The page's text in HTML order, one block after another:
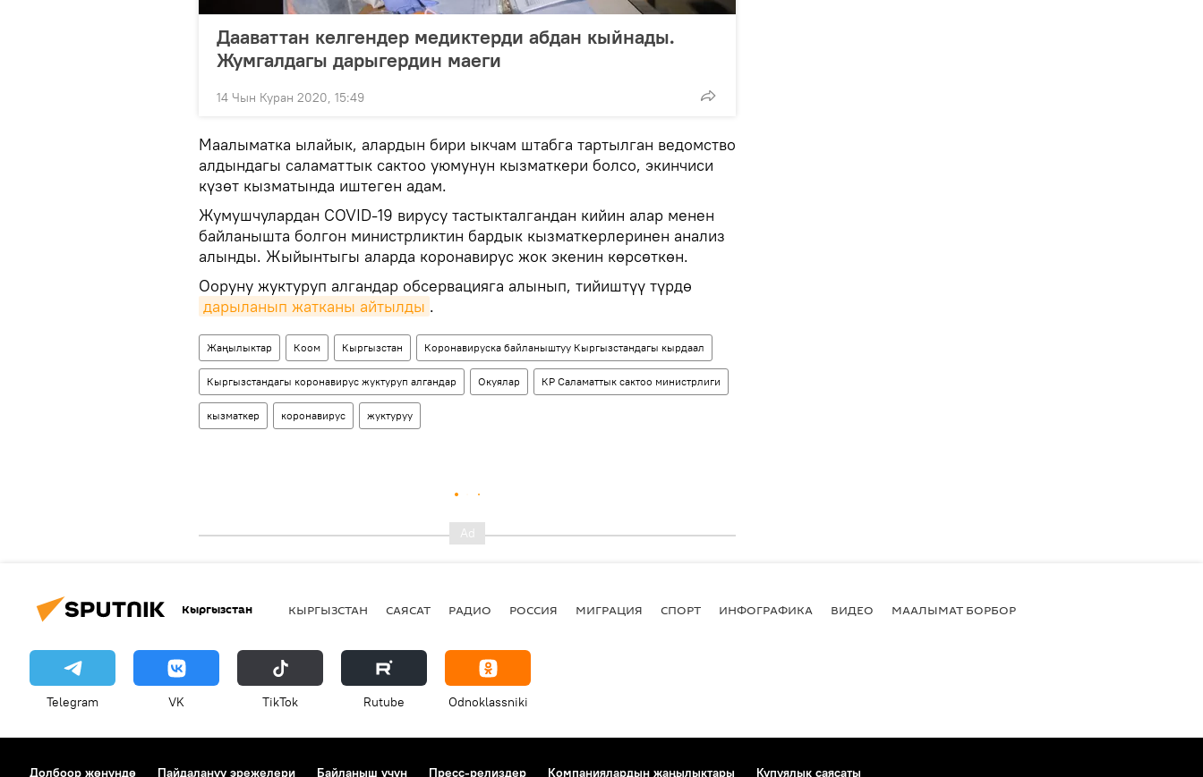
Дааваттан келгендер медиктерди абдан кыйнады.
Жумгалдагы дарыгердин маеги
14 Чын Куран 2020, 15:49
Маалыматка ылайык, алардын бири ыкчам штабга тартылган ведомство
алдындагы саламаттык сактоо уюмунун кызматкери болсо, экинчиси
күзөт кызматында иштеген адам.
Жумушчулардан COVID-19 вирусу тастыкталгандан кийин алар менен
байланышта болгон министрликтин бардык кызматкерлеринен анализ
алынды. Жыйынтыгы аларда коронавирус жок экенин көрсөткөн.
Ооруну жуктуруп алгандар обсервацияга алынып, тийиштүү түрдө
дарыланып жатканы айтылды .
Жаңылыктар Коом Кыргызстан Коронавируска байланыштуу Кыргызстандагы кырдаал
Кыргызстандагы коронавирус жуктуруп алгандар Окуялар КР Саламаттык сактоо министрлиги
кызматкер коронавирус жуктуруу
Кыргызстан КЫРГЫЗСТАН САЯСАТ РАДИО РОССИЯ МИГРАЦИЯ СПОРТ ИНФОГРАФИКА ВИДЕО МААЛЫМАТ БОРБОР
Telegram VK ТikТоk Rutube Odnoklassniki
Долбоор жөнүндө Пайдалануу эрежелери Байланыш үчүн Пресс-релиздер Компаниялардын жаңылыктары Купуялык саясаты